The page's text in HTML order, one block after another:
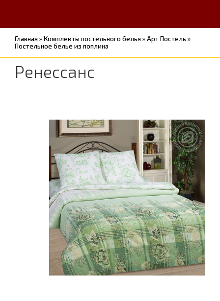
Главная»Комплекты постельного белья»Арт Постель »
Постельное белье из поплина
Ренессанс